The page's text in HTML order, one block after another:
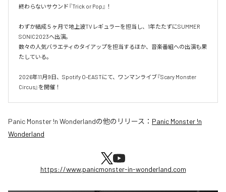
終わらないサウンド『Trick or Pop』！
わずか結成５ヶ月で地上波TVレギュラーを担当し、1年たたずにSUMMER
SONIC2023へ出演。
数々の人気バラエティのタイアップを担当するほか、音楽番組への出演も果
たしている。
2026年11月9日、Spotify O-EASTにて、ワンマンライブ『Scary Monster
Circus』を開催！
Panic Monster !n Wonderlandの他のリリース： Panic Monster !n
Wonderland
https://www.panicmonster-in-wonderland.com